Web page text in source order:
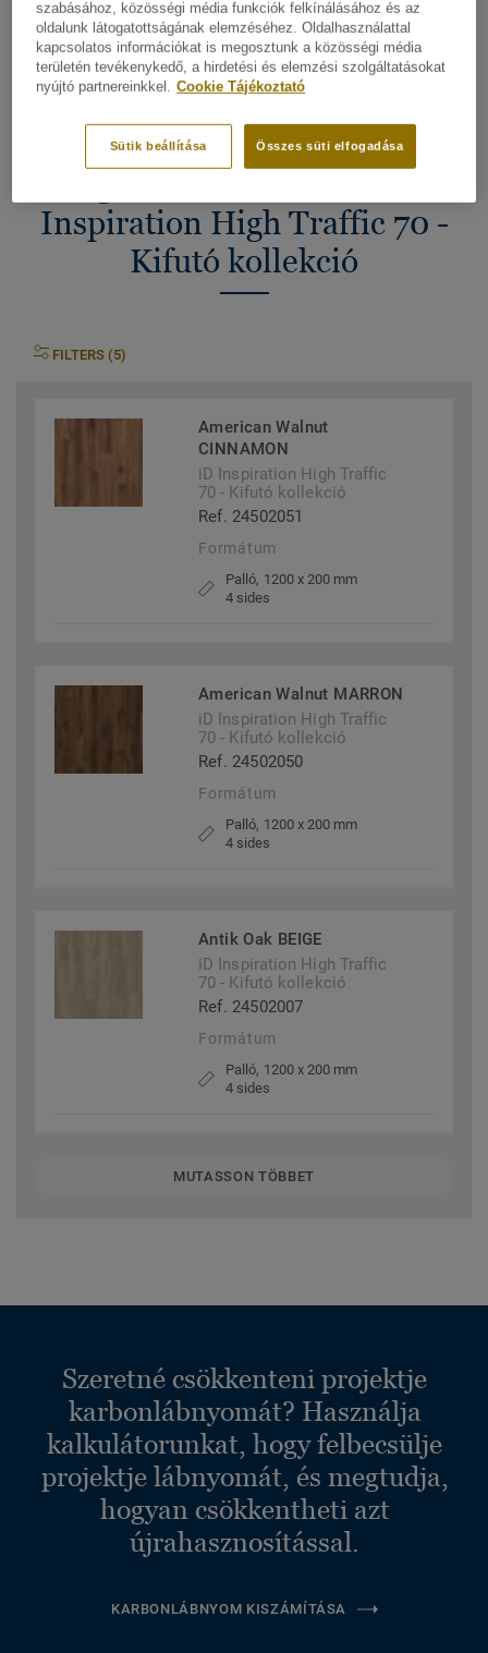
Keresse meg értékesítési kapcsolattartóját
Találja meg az igényeinek
Inspiration High Traffic 70 -
Kifutó kollekció
FILTERS (5)
American Walnut
CINNAMON
iD Inspiration High Traffic
70 - Kifutó kollekció
Ref. 24502051
Formátum
Palló, 1200 x 200 mm
4 sides
American Walnut MARRON
iD Inspiration High Traffic
70 - Kifutó kollekció
Ref. 24502050
Formátum
Palló, 1200 x 200 mm
4 sides
Antik Oak BEIGE
iD Inspiration High Traffic
70 - Kifutó kollekció
Ref. 24502007
Formátum
Palló, 1200 x 200 mm
4 sides
MUTASSON TÖBBET
Szeretné csökkenteni projektje
karbonlábnyomát? Használja
kalkulátorunkat, hogy felbecsülje
projektje lábnyomát, és megtudja,
hogyan csökkentheti azt
újrahasznosítással.
KARBONLÁBNYOM KISZÁMÍTÁSA
szabásához, közösségi média funkciók felkínálásához és az
oldalunk látogatottságának elemzéséhez. Oldalhasználattal
kapcsolatos információkat is megosztunk a közösségi média
területén tevékenykedő, a hirdetési és elemzési szolgáltatásokat
nyújtó partnereinkkel. Cookie Tájékoztató
Összes süti elfogadása
Sütik beállítása